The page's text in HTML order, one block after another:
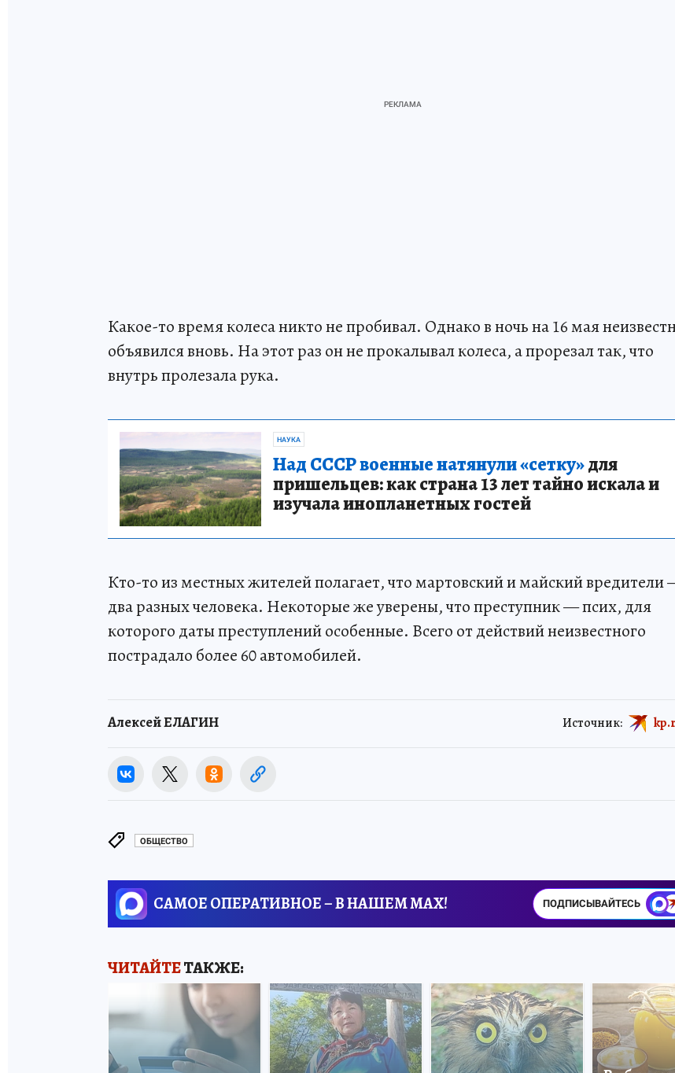
Какое-то время колеса никто не пробивал. Однако в ночь на 16 мая
объявился вновь. На этот раз он не прокалывал колеса, а прорезал так, что
внутрь пролезала рука.
НАУКА
Над СССР военные натянули «сетку»для
пришельцев: как страна 13 лет тайно искала и
изучала инопланетных гостей
Кто-то из местных жителей полагает, что мартовский и майский вредители
два разных человека. Некоторые же уверены, что преступник — псих, для
которого даты преступлений особенные. Всего от действий неизвестного
пострадало более 60 автомобилей.
Алексей ЕЛАГИН Источник:
ОБЩЕСТВО
САМОЕ ОПЕРАТИВНОЕ – В НАШЕМ MAX! ПОДПИСЫВАЙТЕСЬ
ЧИТАЙТЕТАКЖЕ: